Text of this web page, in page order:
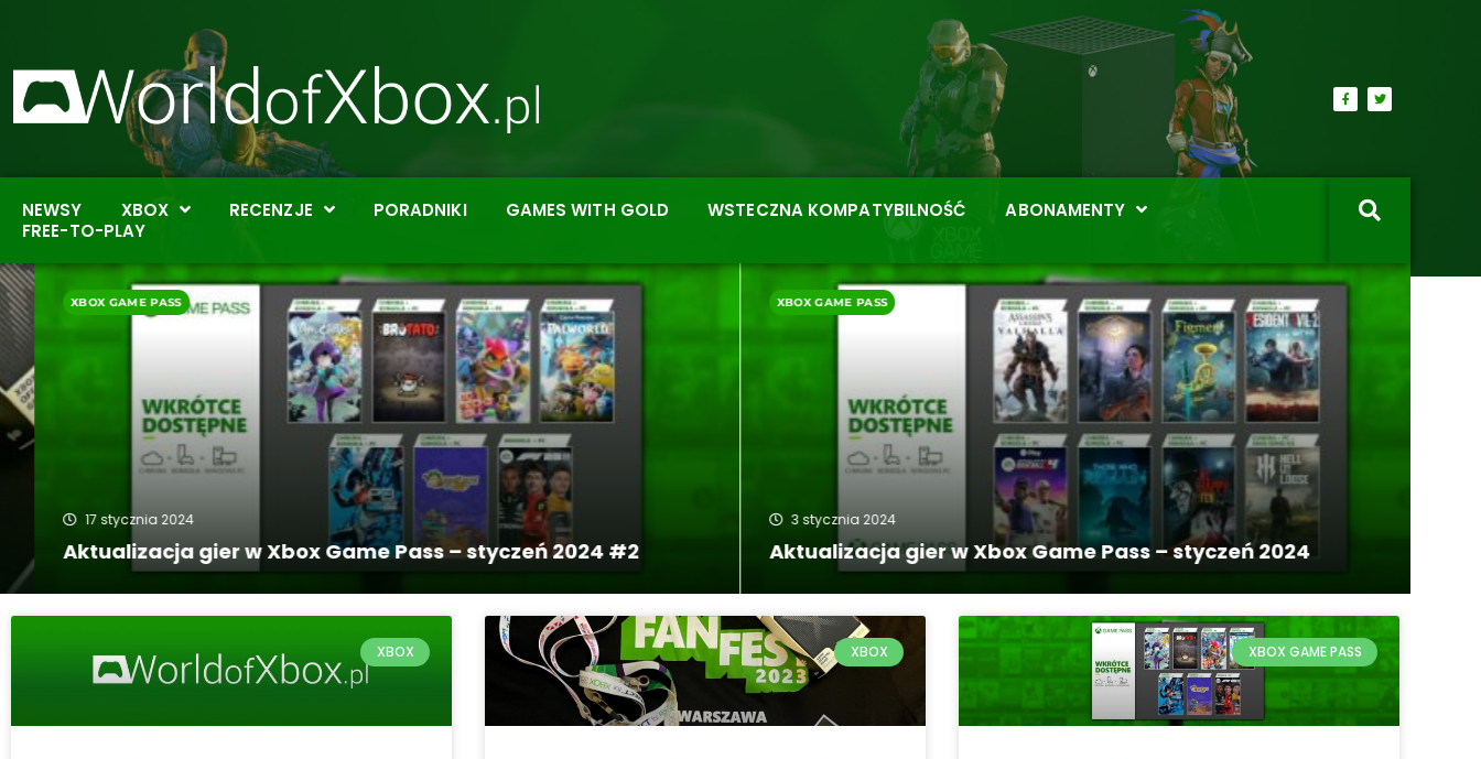
NEWSY XBOX RECENZJE PORADNIKI GAMES WITH GOLD WSTECZNA KOMPATYBILNOŚĆ
ABONAMENTY
FREE-TO-PLAY
XBOX GAME PASS
17 stycznia 2024
Aktualizacja gier w Xbox Game Pass – styczeń 2024 #2
XBOX GAME PASS
3 stycznia 2024
Aktualizacja gier w Xbox Game Pass – styczeń 2024
XBOX XBOX XBOX GAME PASS